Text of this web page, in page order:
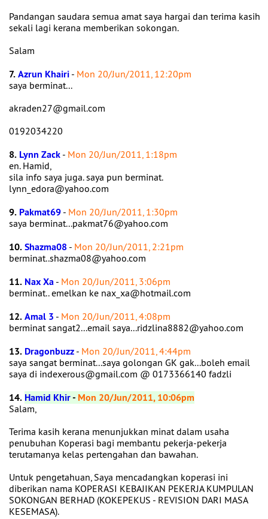
Pandangan saudara semua amat saya hargai dan terima kasih
sekali lagi kerana memberikan sokongan.
Salam
7.Azrun Khairi - Mon 20/Jun/2011, 12:20pm
saya berminat...
akraden27@gmail.com
0192034220
8. Lynn Zack - Mon 20/Jun/2011, 1:18pm
en. Hamid,
sila info saya juga. saya pun berminat.
lynn_edora@yahoo.com
9. Pakmat69 - Mon 20/Jun/2011, 1:30pm
saya berminat...pakmat76@yahoo.com
10.Shazma08 - Mon 20/Jun/2011, 2:21pm
berminat..shazma08@yahoo.com
11. Nax Xa - Mon 20/Jun/2011, 3:06pm
berminat.. emelkan ke nax_xa@hotmail.com
12.Amal 3 - Mon 20/Jun/2011, 4:08pm
berminat sangat2...email saya...ridzlina8882@yahoo.com
13. Dragonbuzz - Mon 20/Jun/2011, 4:44pm
saya sangat berminat...saya golongan GK gak...boleh email
saya di indexerous@gmail.com @ 0173366140 fadzli
14. Hamid Khir- Mon 20/Jun/2011, 10:06pm
Salam,
Terima kasih kerana menunjukkan minat dalam usaha
penubuhan Koperasi bagi membantu pekerja-pekerja
terutamanya kelas pertengahan dan bawahan.
Untuk pengetahuan, Saya mencadangkan koperasi ini
diberikan nama KOPERASI KEBAJIKAN PEKERJA KUMPULAN
SOKONGAN BERHAD (KOKEPEKUS - REVISION DARI MASA
KESEMASA).